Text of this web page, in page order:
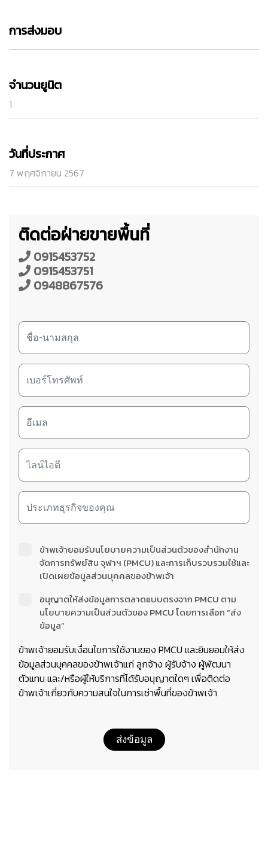
การส่งมอบ
จำนวนยูนิต
1
วันที่ประกาศ
7 พฤศจิกายน 2567
ติดต่อฝ่ายขายพื้นที่
0915453752
0915453751
0948867576
ข้าพเจ้ายอมรับนโยบายความเป็นส่วนตัวของสำนักงาน
จัดการทรัพย์สิน จุฬาฯ (PMCU) และการเก็บรวบรวมใช้และ
เปิดเผยข้อมูลส่วนบุคคลของข้าพเจ้า
อนุญาตให้ส่งข้อมูลการตลาดแบบตรงจาก PMCU ตาม
นโยบายความเป็นส่วนตัวของ PMCU โดยการเลือก “ส่ง
ข้อมูล”
ข้าพเจ้ายอมรับเงื่อนไขการใช้งานของ PMCU และยินยอมให้ส่ง
ข้อมูลส่วนบุคคลของข้าพเจ้าแก่ ลูกจ้าง ผู้รับจ้าง ผู้พัฒนา
ตัวแทน และ/หรือผู้ให้บริการที่ได้รับอนุญาตใดๆ เพื่อติดต่อ
ข้าพเจ้าเกี่ยวกับความสนใจในการเช่าพื้นที่ของข้าพเจ้า
ส่งข้อมูล